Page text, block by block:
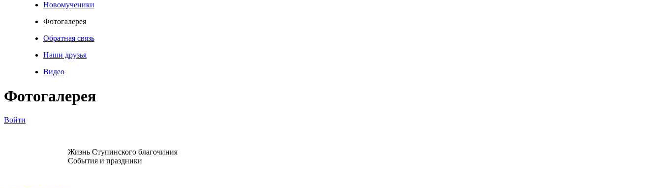
Новомученики
Фотогалерея
Обратная связь
Наши друзья
Видео
Фотогалерея
Войти
Жизнь Ступинского благочиния
События и праздники